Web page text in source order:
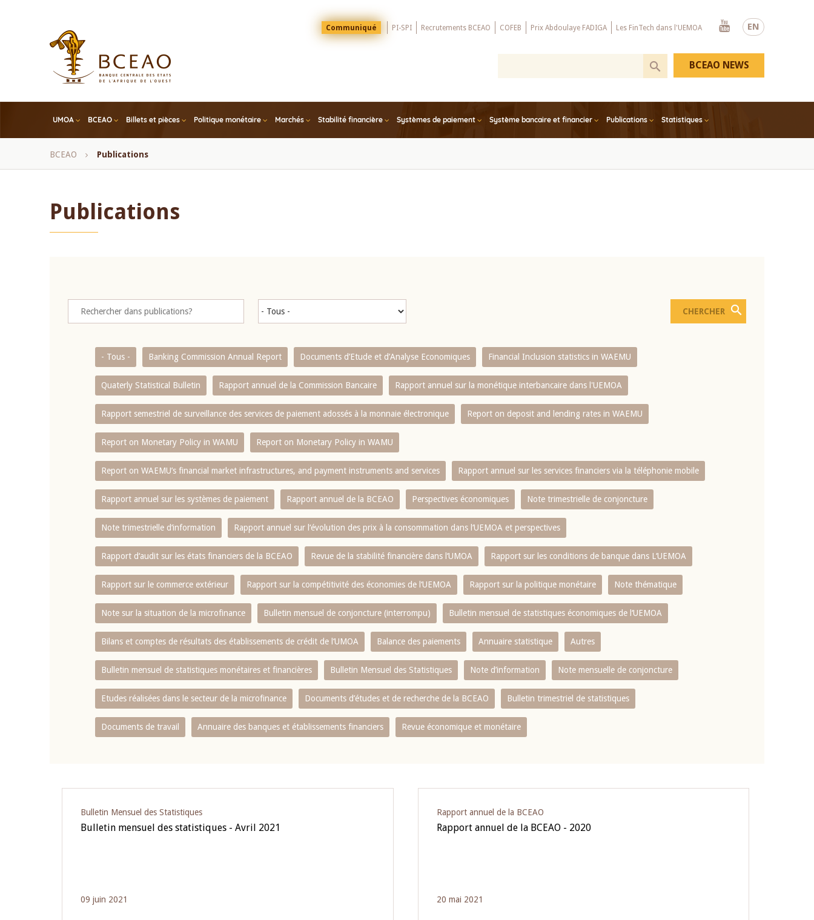
EN
Menu
Top
Communiqué PI-SPI Recrutements BCEAO COFEB Prix Abdoulaye FADIGA Les FinTech dans l'UEMOA
Youtube
UMOA BCEAO Billets et pièces Politique monétaire Marchés Stabilité financière Systèmes de paiement Système bancaire et financier Publications Statistiques
BCEAO NEWS
Fil
BCEAO Publications
Publications
- Tous - Banking Commission Annual Report Documents d’Etude et d’Analyse Economiques Financial Inclusion statistics in WAEMU
Quaterly Statistical Bulletin Rapport annuel de la Commission Bancaire Rapport annuel sur la monétique interbancaire dans l'UEMOA
Rapport semestriel de surveillance des services de paiement adossés à la monnaie électronique Report on deposit and lending rates in WAEMU
Report on Monetary Policy in WAMU Report on Monetary Policy in WAMU
Report on WAEMU’s financial market infrastructures, and payment instruments and services Rapport annuel sur les services financiers via la téléphonie mobile
Rapport annuel sur les systèmes de paiement Rapport annuel de la BCEAO Perspectives économiques Note trimestrielle de conjoncture
Note trimestrielle d‘information Rapport annuel sur l‘évolution des prix à la consommation dans l‘UEMOA et perspectives
Rapport d‘audit sur les états financiers de la BCEAO Revue de la stabilité financière dans l‘UMOA Rapport sur les conditions de banque dans L‘UEMOA
Rapport sur le commerce extérieur Rapport sur la compétitivité des économies de l‘UEMOA Rapport sur la politique monétaire Note thématique
Note sur la situation de la microfinance Bulletin mensuel de conjoncture (interrompu) Bulletin mensuel de statistiques économiques de l‘UEMOA
Bilans et comptes de résultats des établissements de crédit de l‘UMOA Balance des paiements Annuaire statistique Autres
Bulletin mensuel de statistiques monétaires et financières Bulletin Mensuel des Statistiques Note d’information Note mensuelle de conjoncture
Etudes réalisées dans le secteur de la microfinance Documents d’études et de recherche de la BCEAO Bulletin trimestriel de statistiques
Documents de travail Annuaire des banques et établissements financiers Revue économique et monétaire
Bulletin Mensuel des Statistiques
Bulletin mensuel des statistiques - Avril 2021
09 juin 2021
Rapport annuel de la BCEAO
Rapport annuel de la BCEAO - 2020
20 mai 2021